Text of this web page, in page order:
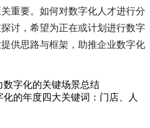
重要。如何对数字化人才进行分
讨，希望为正在或计划进行数字
供思路与框架，助推企业数字化
数字化的关键场景总结
的年度四大关键词：门店、人